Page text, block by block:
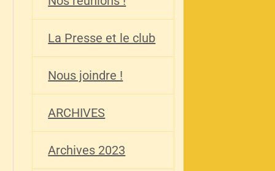
La Presse et le club
Nous joindre !
ARCHIVES
Archives 2023